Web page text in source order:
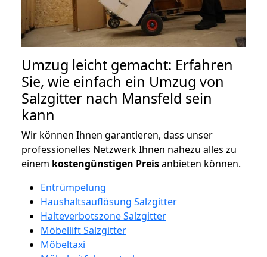
Umzug leicht gemacht: Erfahren
Sie, wie einfach ein Umzug von
Salzgitter nach Mansfeld sein
kann
Wir können Ihnen garantieren, dass unser
professionelles Netzwerk Ihnen nahezu alles zu
einem kostengünstigen Preisanbieten können.
Entrümpelung
Haushaltsauflösung Salzgitter
Halteverbotszone Salzgitter
Möbellift Salzgitter
Möbeltaxi